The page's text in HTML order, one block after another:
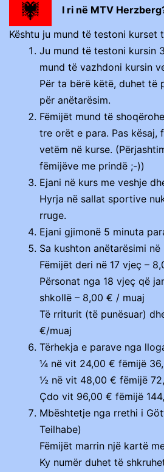
I ri në MTV
Kështu ju mund të testoni kurset
Ju mund të testoni kursin
mund të vazhdoni kursin
Për ta bërë këtë, duhet të
për anëtarësim.
Fëmijët mund të
tre orët e para. Pas kësaj,
vetëm në kurse.
fëmijëve me prindë ;-))
Ejani në kurs me veshje
Hyrja në sallat sportive
rruge.
Ejani gjimonë 5 minuta
Sa kushton anëtarësimi në
Fëmijët deri në 17 vjeç –
Përsonat nga 18 vjeç që
shkollë – 8,00 € / muaj
Të rriturit (të punësuar)
€/muaj
Tërhekja e parave nga
¼ në vit 24,00 € fëmijë
½ në vit 48,00 € fëmijë
Çdo vit 96,00 € fëmijë
Mbështetje nga rrethi i
Teilhabe)
Fëmijët marrin një kartë
Ky numër duhet të